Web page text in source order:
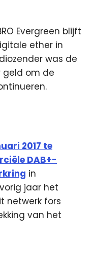
Evergreen blijft
ether in
was de
geld om de
2017 te
DAB+-
in
jaar het
netwerk fors
van het